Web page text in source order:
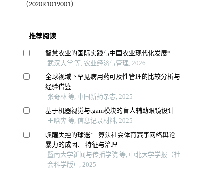
（2020R1019001）